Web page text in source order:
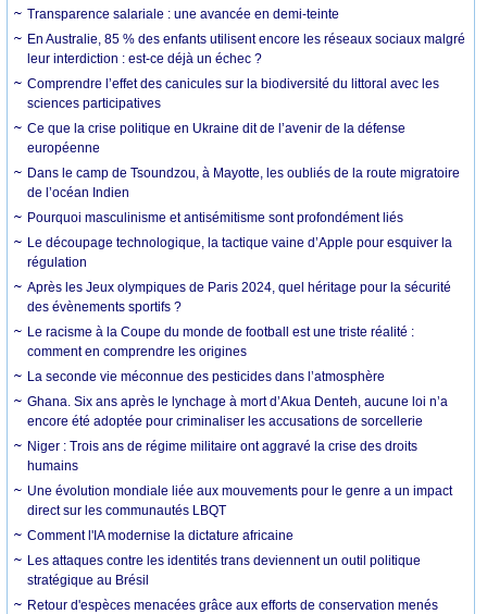
Transparence salariale : une avancée en demi-teinte
En Australie, 85 % des enfants utilisent encore les réseaux sociaux malgré
leur interdiction : est-ce déjà un échec ?
Comprendre l’effet des canicules sur la biodiversité du littoral avec les
sciences participatives
Ce que la crise politique en Ukraine dit de l’avenir de la défense
européenne
Dans le camp de Tsoundzou, à Mayotte, les oubliés de la route migratoire
de l’océan Indien
Pourquoi masculinisme et antisémitisme sont profondément liés
Le découpage technologique, la tactique vaine d’Apple pour esquiver la
régulation
Après les Jeux olympiques de Paris 2024, quel héritage pour la sécurité
des évènements sportifs ?
Le racisme à la Coupe du monde de football est une triste réalité :
comment en comprendre les origines
La seconde vie méconnue des pesticides dans l’atmosphère
Ghana. Six ans après le lynchage à mort d’Akua Denteh, aucune loi n’a
encore été adoptée pour criminaliser les accusations de sorcellerie
Niger : Trois ans de régime militaire ont aggravé la crise des droits
humains
Une évolution mondiale liée aux mouvements pour le genre a un impact
direct sur les communautés LBQT
Comment l'IA modernise la dictature africaine
Les attaques contre les identités trans deviennent un outil politique
stratégique au Brésil
Retour d'espèces menacées grâce aux efforts de conservation menés